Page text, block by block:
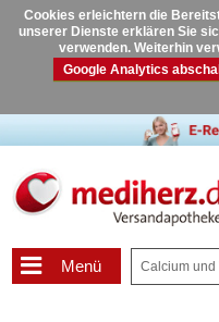
Cookies erleichtern die
unserer Dienste erklären Sie
verwenden. Weiterhin
Google Analytics
Menü